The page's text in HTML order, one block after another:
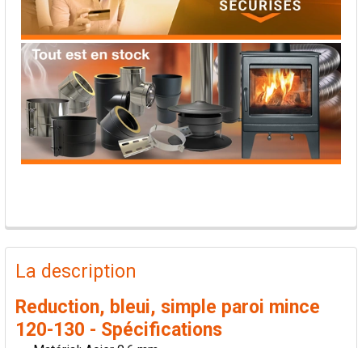
PRODUITS
FRÉQUEMMENT
ACHETÉS
TOUT
La description
Reduction, bleui, simple paroi mince
120-130 - Spécifications